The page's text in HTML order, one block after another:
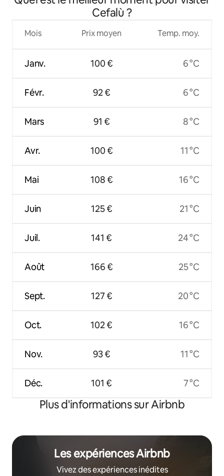
Cefalù ?
Mois
Janv.
Févr.
Mars
Avr.
Mai
Juin
Juil.
Août
Sept.
Oct.
Nov.
Déc.
Prix moyen
100 €
92 €
91 €
100 €
108 €
125 €
141 €
166 €
127 €
102 €
93 €
101 €
Temp. moy.
6 °C
6 °C
8 °C
11 °C
16 °C
21 °C
24 °C
25 °C
20 °C
16 °C
11 °C
7 °C
Plus d'informations sur Airbnb
Les expériences Airbnb
Vivez des expériences inédites